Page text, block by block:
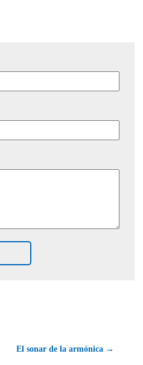
El sonar de la armónica →